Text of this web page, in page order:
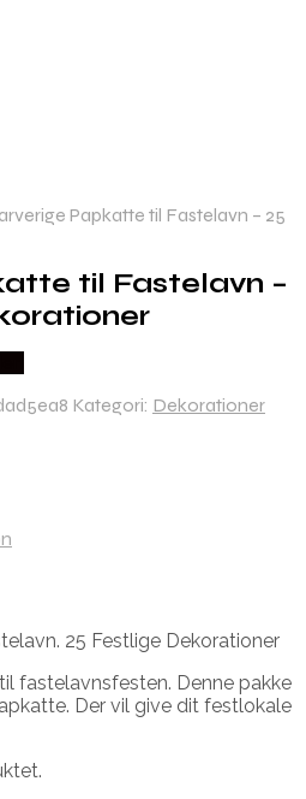
Papkatte til Fastelavn – 25
til Fastelavn –
Kategori: Dekorationer
25 Festlige Dekorationer
fastelavnsfesten. Denne pakke
Der vil give dit festlokale